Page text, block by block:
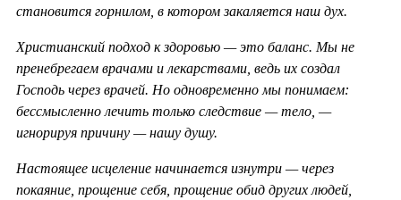
становится горнилом, в котором закаляется наш дух.
Христианский подход к здоровью — это баланс. Мы не
пренебрегаем врачами и лекарствами, ведь их создал
Господь через врачей. Но одновременно мы понимаем:
бессмысленно лечить только следствие — тело, —
игнорируя причину — нашу душу.
Настоящее исцеление начинается изнутри — через
покаяние, прощение себя, прощение обид других людей,